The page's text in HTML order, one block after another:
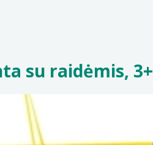
su raidėmis, 3+